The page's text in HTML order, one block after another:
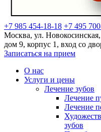
+7 985 454-18-18 +7 495
Москва, ул. Новокосинская,
дом 9, корпус 1, вход со
Записаться на прием
О нас
Услуги и цены
Лечение зубов
Лечение
Лечение
зубов